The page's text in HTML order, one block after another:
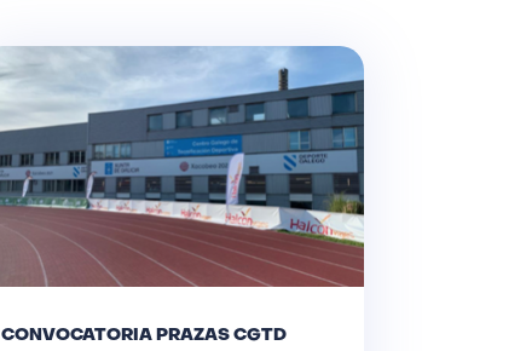
CONVOCATORIA PRAZAS CGTD